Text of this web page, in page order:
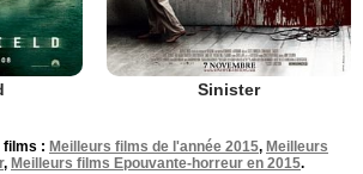
Sinister
films : Meilleurs films de l'année 2015, Meilleurs
, Meilleurs films Epouvante-horreur en 2015.